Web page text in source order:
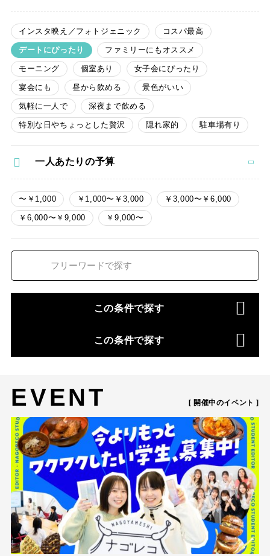
インスタ映え／フォトジェニック コスパ最高
デートにぴったり ファミリーにもオススメ
モーニング 個室あり 女子会にぴったり
宴会にも 昼から飲める 景色がいい
気軽に一人で 深夜まで飲める
特別な日やちょっとした贅沢 隠れ家的 駐車場有り
一人あたりの予算
〜￥1,000 ￥1,000〜￥3,000 ￥3,000〜￥6,000
￥6,000〜￥9,000 ￥9,000〜
この条件で探す
この条件で探す
EVENT [ 開催中のイベント ]